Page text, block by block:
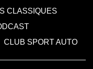
CLASSIQUES
CLUB SPORT AUTO